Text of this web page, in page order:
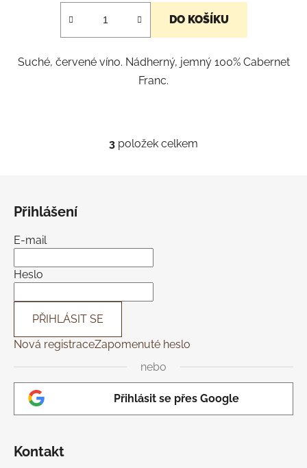
5
hvězdiček.
DO KOŠÍKU
Suché, červené víno. Nádherný, jemný 100% Cabernet
Franc.
O
p
r
v
v
ý
p
i
s
3 položek celkem
Přihlášení
E-mail
Heslo
PŘIHLÁSIT SE
Nová registraceZapomenuté heslo
nebo
Přihlásit se přes Google
Kontakt